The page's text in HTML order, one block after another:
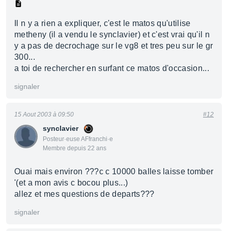
Il n y a rien a expliquer, c'est le matos qu'utilise
metheny (il a vendu le synclavier) et c'est vrai qu'il n
y a pas de decrochage sur le vg8 et tres peu sur le gr
300...
a toi de rechercher en surfant ce matos d'occasion...
signaler
synclavier
Posteur·euse AFfranchi·e
Membre depuis 22 ans
15 Aout 2003 à 09:50 #12
Ouai mais environ ???c c 10000 balles laisse tomber
'(et a mon avis c bocou plus...)
allez et mes questions de departs???
signaler